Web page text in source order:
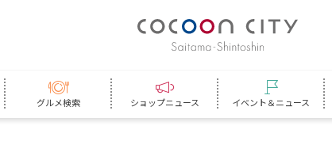
グルメ検索 ショップニュース イベント＆ニュース